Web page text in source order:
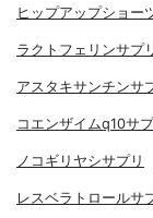
ヒップアップショー
ラクトフェリンサプ
アスタキサンチンサ
コエンザイムq10サ
ノコギリヤシサプリ
レスベラトロールサ